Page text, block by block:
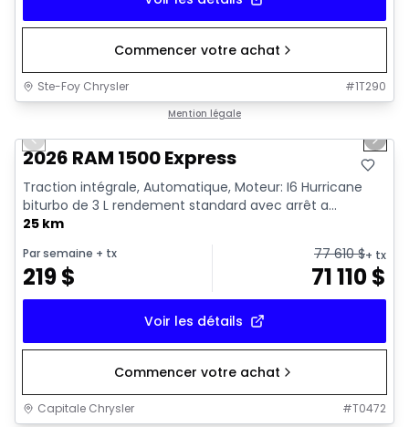
Commencer votre achat
Ste-Foy Chrysler #1T290
Mention légale
Previous slide Next
2026 RAM 1500 Express
Traction intégrale, Automatique, Moteur: I6 Hurricane
biturbo de 3 L rendement standard avec arrêt a...
25 km
Par semaine + tx
219$
77 610$+ tx
71 110$
Voir les détails
Commencer votre achat
Capitale Chrysler #T0472